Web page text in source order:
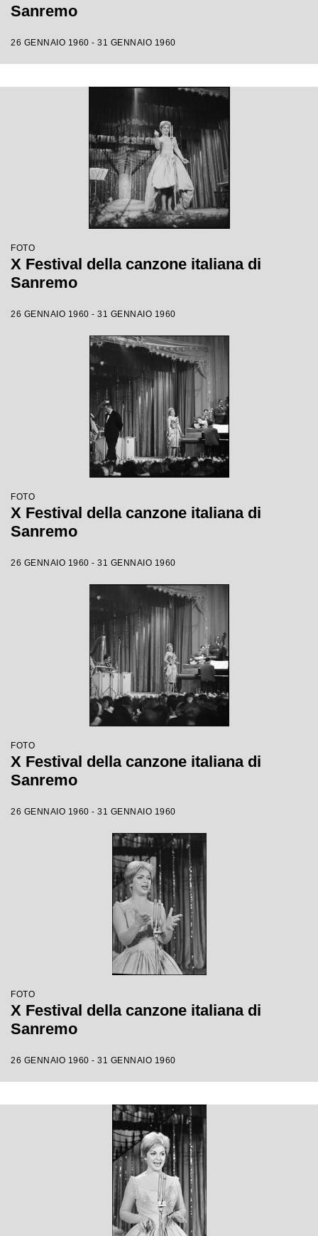
Sanremo
26 GENNAIO 1960 - 31 GENNAIO 1960
FOTO
X Festival della canzone italiana di
Sanremo
26 GENNAIO 1960 - 31 GENNAIO 1960
FOTO
X Festival della canzone italiana di
Sanremo
26 GENNAIO 1960 - 31 GENNAIO 1960
FOTO
X Festival della canzone italiana di
Sanremo
26 GENNAIO 1960 - 31 GENNAIO 1960
FOTO
X Festival della canzone italiana di
Sanremo
26 GENNAIO 1960 - 31 GENNAIO 1960